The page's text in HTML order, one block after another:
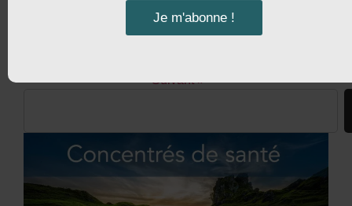
Suivant »
Je m'abonne !